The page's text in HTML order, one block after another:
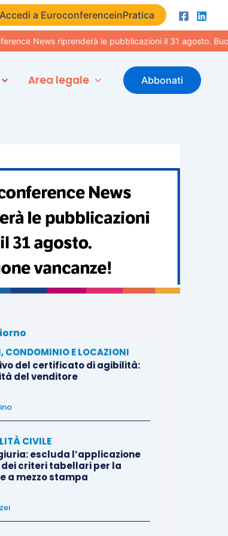
Accedi a EuroconferenceinPratica
News riprenderà le pubblicazioni il 31 agosto. Buone
Area legale Abbonati
CONDOMINIO E LOCAZIONI
del certificato di agibilità:
del venditore
CIVILE
escluda l’applicazione
criteri tabellari per la
a mezzo stampa